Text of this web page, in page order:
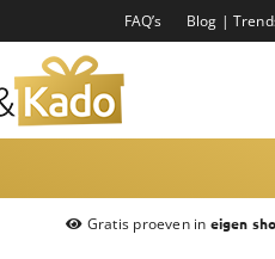
FAQ’s Blog |
Gratis proeven in eigen